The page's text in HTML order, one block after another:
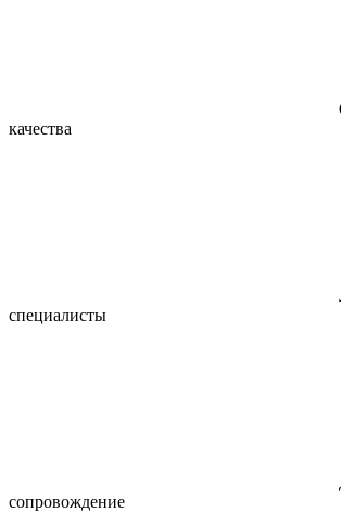
качества
специалисты
сопровождение